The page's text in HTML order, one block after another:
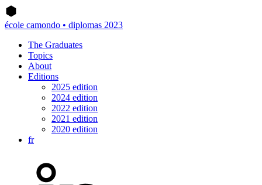
école camondo • diplomas 2023
The Graduates
Topics
About
Editions
2025 edition
2024 edition
2022 edition
2021 edition
2020 edition
fr